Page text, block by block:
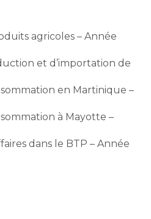
agricoles – Année
et d’importation de
en Martinique –
à Mayotte –
dans le BTP – Année